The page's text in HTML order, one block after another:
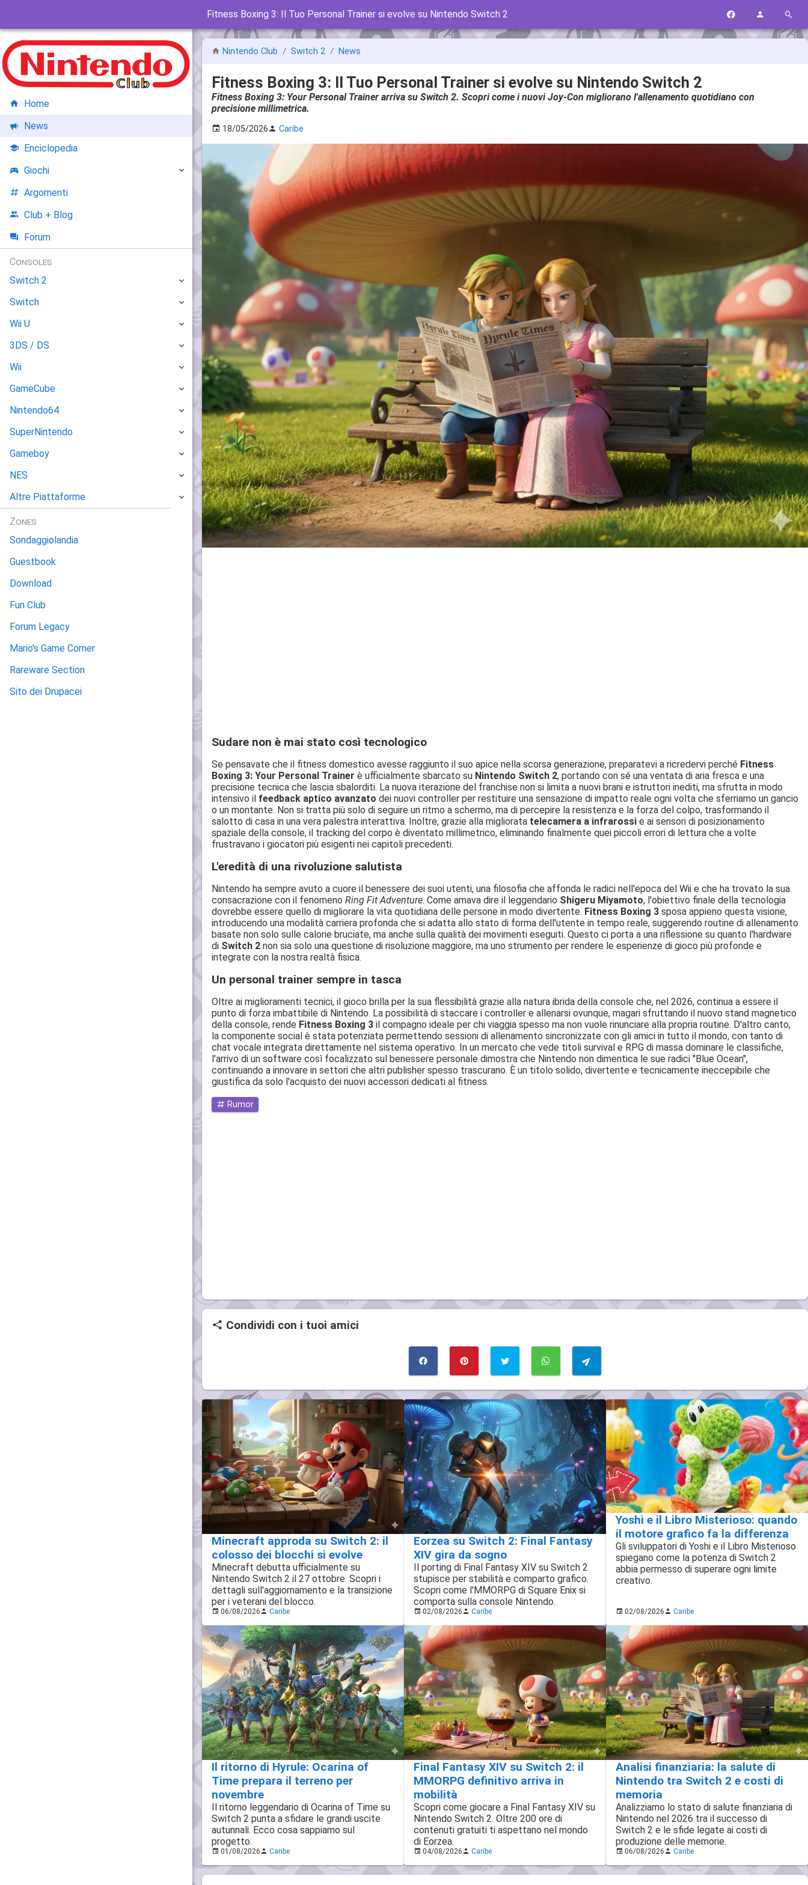
Fitness Boxing 3: Il Tuo Personal Trainer si evolve su Nintendo Switch 2
Nintendo Club Switch 2 News
Fitness Boxing 3: Il Tuo Personal Trainer si evolve su Nintendo Switch 2
Fitness Boxing 3: Your Personal Trainer arriva su Switch 2. Scopri come i nuovi Joy-Con migliorano l'allenamento quotidiano con
precisione millimetrica.
18/05/2026 Caribe
Sudare non è mai stato così tecnologico
Se pensavate che il fitness domestico avesse raggiunto il suo apice nella scorsa generazione, preparatevi a ricredervi perché Fitness
Boxing 3: Your Personal Trainer è ufficialmente sbarcato su Nintendo Switch 2, portando con sé una ventata di aria fresca e una
precisione tecnica che lascia sbalorditi. La nuova iterazione del franchise non si limita a nuovi brani e istruttori inediti, ma sfrutta in modo
intensivo il feedback aptico avanzato dei nuovi controller per restituire una sensazione di impatto reale ogni volta che sferriamo un gancio
o un montante. Non si tratta più solo di seguire un ritmo a schermo, ma di percepire la resistenza e la forza del colpo, trasformando il
salotto di casa in una vera palestra interattiva. Inoltre, grazie alla migliorata telecamera a infrarossi e ai sensori di posizionamento
spaziale della console, il tracking del corpo è diventato millimetrico, eliminando finalmente quei piccoli errori di lettura che a volte
frustravano i giocatori più esigenti nei capitoli precedenti.
L'eredità di una rivoluzione salutista
Nintendo ha sempre avuto a cuore il benessere dei suoi utenti, una filosofia che affonda le radici nell'epoca del Wii e che ha trovato la sua
consacrazione con il fenomeno Ring Fit Adventure. Come amava dire il leggendario Shigeru Miyamoto, l'obiettivo finale della tecnologia
dovrebbe essere quello di migliorare la vita quotidiana delle persone in modo divertente. Fitness Boxing 3 sposa appieno questa visione,
introducendo una modalità carriera profonda che si adatta allo stato di forma dell'utente in tempo reale, suggerendo routine di allenamento
basate non solo sulle calorie bruciate, ma anche sulla qualità dei movimenti eseguiti. Questo ci porta a una riflessione su quanto l'hardware
di Switch 2 non sia solo una questione di risoluzione maggiore, ma uno strumento per rendere le esperienze di gioco più profonde e
integrate con la nostra realtà fisica.
Un personal trainer sempre in tasca
Oltre ai miglioramenti tecnici, il gioco brilla per la sua flessibilità grazie alla natura ibrida della console che, nel 2026, continua a essere il
punto di forza imbattibile di Nintendo. La possibilità di staccare i controller e allenarsi ovunque, magari sfruttando il nuovo stand magnetico
della console, rende Fitness Boxing 3 il compagno ideale per chi viaggia spesso ma non vuole rinunciare alla propria routine. D'altro canto,
la componente social è stata potenziata permettendo sessioni di allenamento sincronizzate con gli amici in tutto il mondo, con tanto di
chat vocale integrata direttamente nel sistema operativo. In un mercato che vede titoli survival e RPG di massa dominare le classifiche,
l'arrivo di un software così focalizzato sul benessere personale dimostra che Nintendo non dimentica le sue radici "Blue Ocean",
continuando a innovare in settori che altri publisher spesso trascurano. È un titolo solido, divertente e tecnicamente ineccepibile che
giustifica da solo l'acquisto dei nuovi accessori dedicati al fitness.
Rumor
Condividi con i tuoi amici
Minecraft approda su Switch 2: il
colosso dei blocchi si evolve
Minecraft debutta ufficialmente su
Nintendo Switch 2 il 27 ottobre. Scopri i
dettagli sull'aggiornamento e la transizione
per i veterani del blocco.
06/08/2026 Caribe
Eorzea su Switch 2: Final Fantasy
XIV gira da sogno
Il porting di Final Fantasy XIV su Switch 2
stupisce per stabilità e comparto grafico.
Scopri come l'MMORPG di Square Enix si
comporta sulla console Nintendo.
02/08/2026 Caribe
Yoshi e il Libro Misterioso: quando
il motore grafico fa la differenza
Gli sviluppatori di Yoshi e il Libro Misterioso
spiegano come la potenza di Switch 2
abbia permesso di superare ogni limite
creativo.
02/08/2026 Caribe
Il ritorno di Hyrule: Ocarina of
Time prepara il terreno per
novembre
Il ritorno leggendario di Ocarina of Time su
Switch 2 punta a sfidare le grandi uscite
autunnali. Ecco cosa sappiamo sul
progetto.
01/08/2026 Caribe
Final Fantasy XIV su Switch 2: il
MMORPG definitivo arriva in
mobilità
Scopri come giocare a Final Fantasy XIV su
Nintendo Switch 2. Oltre 200 ore di
contenuti gratuiti ti aspettano nel mondo
di Eorzea.
04/08/2026 Caribe
Analisi finanziaria: la salute di
Nintendo tra Switch 2 e costi di
memoria
Analizziamo lo stato di salute finanziaria di
Nintendo nel 2026 tra il successo di
Switch 2 e le sfide legate ai costi di
produzione delle memorie.
06/08/2026 Caribe
Home
News
Enciclopedia
Giochi
Argomenti
Club + Blog
Forum
Consoles
Switch 2
Switch
Wii U
3DS / DS
Wii
GameCube
Nintendo64
SuperNintendo
Gameboy
NES
Altre Piattaforme
Zones
Sondaggiolandia
Guestbook
Download
Fun Club
Forum Legacy
Mario's Game Corner
Rareware Section
Sito dei Drupacei